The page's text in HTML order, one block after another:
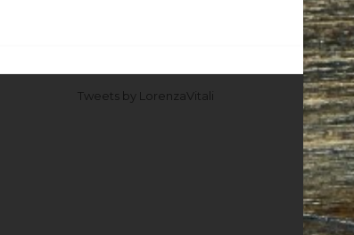
Tweets by LorenzaVitali